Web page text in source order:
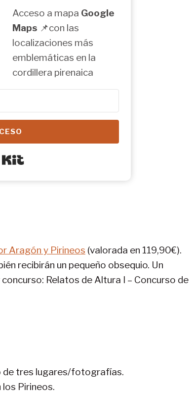
Acceso a mapa Google
Maps 📌con las
localizaciones más
emblemáticas en la
cordillera pirenaica
Aragón y Pirineos (valorada en 119,90€).
recibirán un pequeño obsequio. Un
Relatos de Altura I – Concurso de
de tres lugares/fotografías.
Pirineos.